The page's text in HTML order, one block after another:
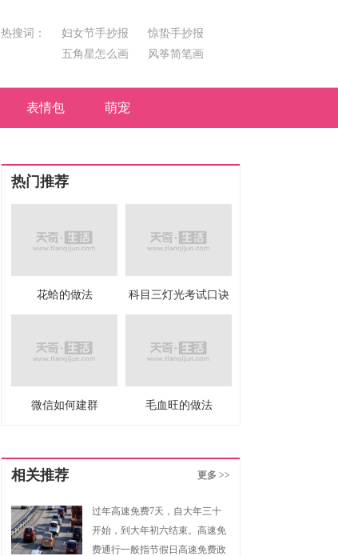
热搜词： 妇女节手抄报
惊蛰手抄报
五角星怎么画
风筝简笔画
表情包 萌宠
热门推荐
花蛤的做法 科目三灯光考试口诀
微信如何建群 毛血旺的做法
相关推荐 更多 >>
过年高速免费7天，自大年三十
开始，到大年初六结束。高速免
费通行一般指节假日高速免费政